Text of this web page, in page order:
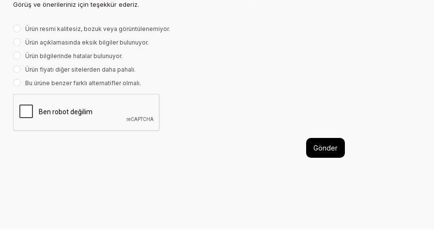
Görüş ve önerileriniz için teşekkür ederiz.
Ürün resmi kalitesiz, bozuk veya görüntülenemiyor.
Ürün açıklamasında eksik bilgiler bulunuyor.
Ürün bilgilerinde hatalar bulunuyor.
Ürün fiyatı diğer sitelerden daha pahalı.
Bu ürüne benzer farklı alternatifler olmalı.
Gönder